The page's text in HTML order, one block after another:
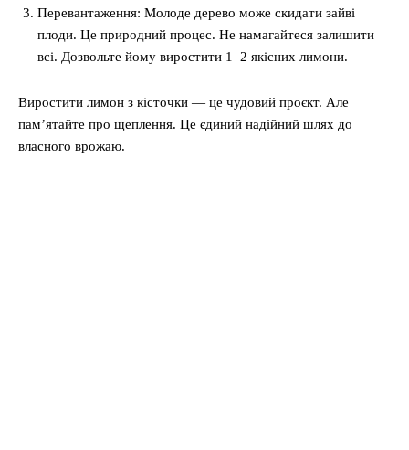
Перевантаження: Молоде дерево може скидати зайві
плоди. Це природний процес. Не намагайтеся залишити
всі. Дозвольте йому виростити 1–2 якісних лимони.
Виростити лимон з кісточки — це чудовий проєкт. Але
пам’ятайте про щеплення. Це єдиний надійний шлях до
власного врожаю.